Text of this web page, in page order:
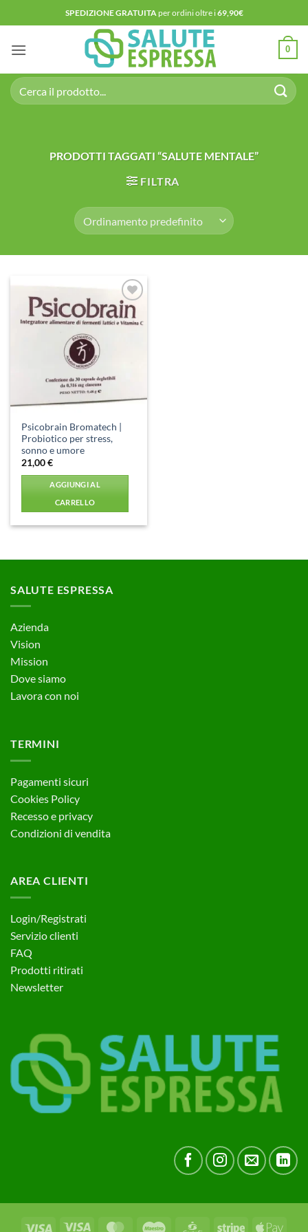
ai
contenuti
SPEDIZIONE GRATUITAper ordini oltre i69,90€
0
Cerca:
PRODOTTI TAGGATI “SALUTE MENTALE”
FILTRA
Aggiungi
alla lista
Psicobrain Bromatech |
Probiotico per stress,
sonno e umore
21,00€
AGGIUNGI AL
CARRELLO
SALUTE ESPRESSA
Azienda
Vision
Mission
Dove siamo
Lavora con noi
TERMINI
Pagamenti sicuri
Cookies Policy
Recesso e privacy
Condizioni di vendita
AREA CLIENTI
Login/Registrati
Servizio clienti
FAQ
Prodotti ritirati
Newsletter
Visa Visa MasterCardMaestro CartaSi Stripe Apple